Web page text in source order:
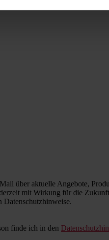
Sie uns einfach im Betreff
über aktuelle Angebote,
mit Wirkung für die
Datenschutzhinweise.
finde ich in den